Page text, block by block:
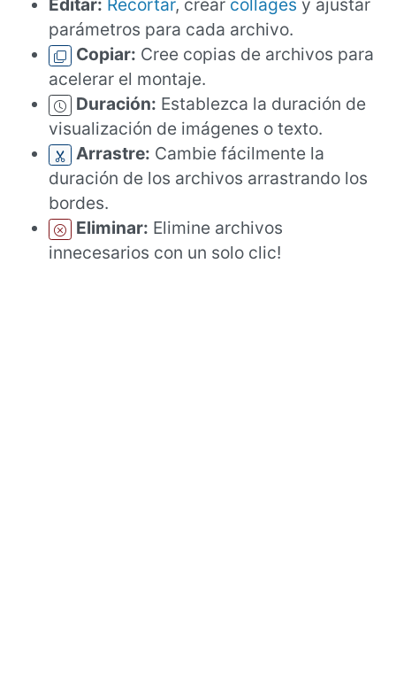
Editar: Recortar, crear collages y ajustar
parámetros para cada archivo.
Copiar: Cree copias de archivos para
acelerar el montaje.
Duración: Establezca la duración de
visualización de imágenes o texto.
Arrastre: Cambie fácilmente la
duración de los archivos arrastrando los
bordes.
Eliminar: Elimine archivos
innecesarios con un solo clic!